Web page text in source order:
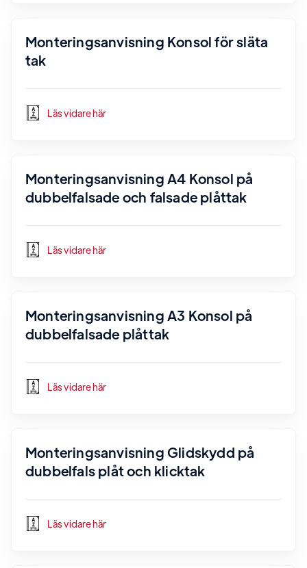
Monteringsanvisning Konsol för släta
tak
Läs vidare här
Monteringsanvisning A4 Konsol på
dubbelfalsade och falsade plåttak
Läs vidare här
Monteringsanvisning A3 Konsol på
dubbelfalsade plåttak
Läs vidare här
Monteringsanvisning Glidskydd på
dubbelfals plåt och klicktak
Läs vidare här